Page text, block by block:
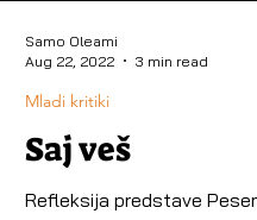
Saj veš
Refleksija predstave
Mladi kritiki
Samo Oleami
Aug 22, 2022
3 min read